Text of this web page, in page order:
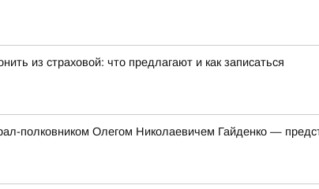
из страховой: что предлагают и как записаться
полковником Олегом Николаевичем Гайденко —